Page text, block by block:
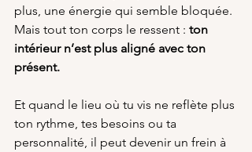
plus, une énergie qui semble bloquée.
Mais tout ton corps le ressent : ton
intérieur n’est plus aligné avec ton
présent.
Et quand le lieu où tu vis ne reflète plus
ton rythme, tes besoins ou ta
personnalité, il peut devenir un frein à